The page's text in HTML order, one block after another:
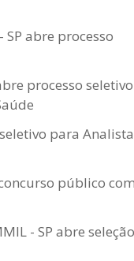
abre processo
processo seletivo
para Analista
público
- SP abre seleção